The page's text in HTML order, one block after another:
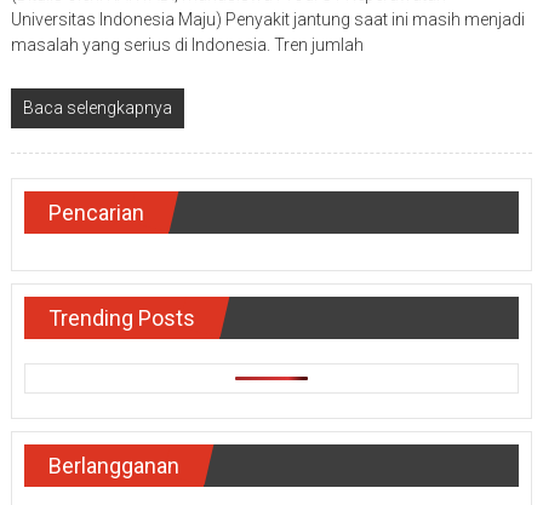
Universitas Indonesia Maju) Penyakit jantung saat ini masih menjadi
masalah yang serius di Indonesia. Tren jumlah
Baca selengkapnya
Pencarian
Trending Posts
Berlangganan